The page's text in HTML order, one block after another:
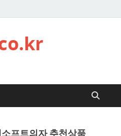
프트의자 추천상품